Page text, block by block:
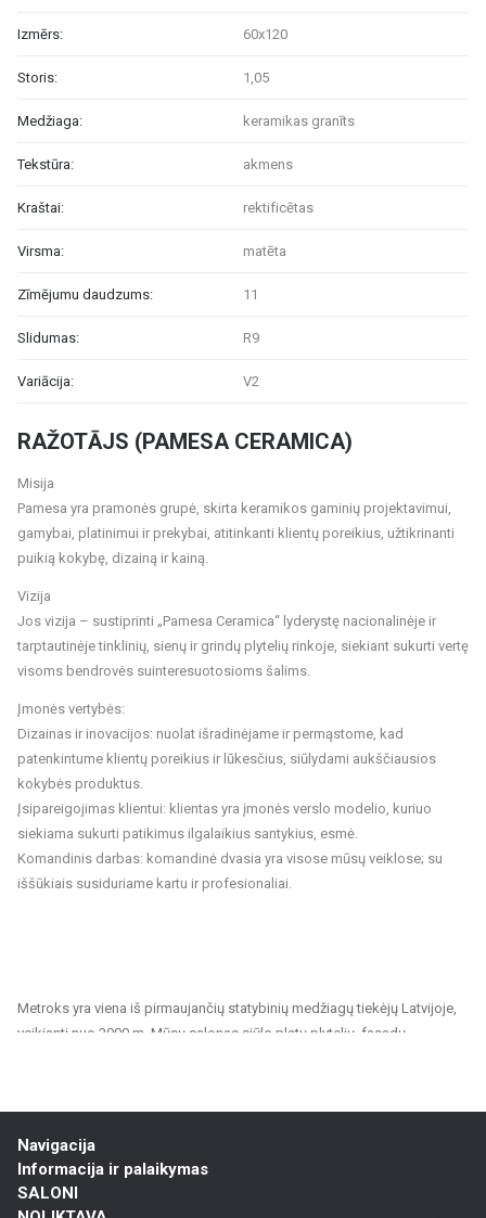
RAŽOTĀJS (PAMESA CERAMICA)
Misija
Pamesa yra pramonės grupė, skirta keramikos gaminių projektavimui,
gamybai, platinimui ir prekybai, atitinkanti klientų poreikius, užtikrinanti
puikią kokybę, dizainą ir kainą.
Vizija
Jos vizija – sustiprinti „Pamesa Ceramica“ lyderystę nacionalinėje ir
tarptautinėje tinklinių, sienų ir grindų plytelių rinkoje, siekiant sukurti vertę
visoms bendrovės suinteresuotosioms šalims.
Įmonės vertybės:
Dizainas ir inovacijos: nuolat išradinėjame ir permąstome, kad
patenkintume klientų poreikius ir lūkesčius, siūlydami aukščiausios
kokybės produktus.
Įsipareigojimas klientui: klientas yra įmonės verslo modelio, kuriuo
siekiama sukurti patikimus ilgalaikius santykius, esmė.
Komandinis darbas: komandinė dvasia yra visose mūsų veiklose; su
iššūkiais susiduriame kartu ir profesionaliai.
Izmērs: 60x120
Storis: 1,05
Medžiaga: keramikas granīts
Tekstūra: akmens
Kraštai: rektificētas
Virsma: matēta
Zīmējumu daudzums: 11
Slidumas: R9
Variācija: V2
Metroks yra viena iš pirmaujančių statybinių medžiagų tiekėjų Latvijoje,
veikianti nuo 2000 m. Mūsų salonas siūlo platų plytelių, fasadų
ieškantiems kokybiškų ir tvarių sprendimų namų, biurų, visuomeninių
Mūsų siūlomas asortimentas apima:
Sienų ir grindų plytelės: Įvairių dydžių, spalvų ir dizainų plytelės,
Navigacija
Informacija ir palaikymas
SALONI